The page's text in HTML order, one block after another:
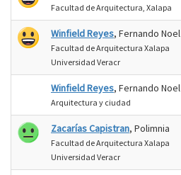
Facultad de Arquitectura, Xalapa
Winfield Reyes, Fernando Noel
Facultad de Arquitectura Xalapa
Universidad Veracr
Winfield Reyes, Fernando Noel
Arquitectura y ciudad
Zacarías Capistran, Polimnia
Facultad de Arquitectura Xalapa
Universidad Veracr